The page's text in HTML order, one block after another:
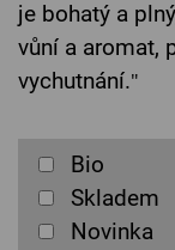
je bohatý a
vůní a aromat,
vychutnání."
Bio
Skladem
Novinka